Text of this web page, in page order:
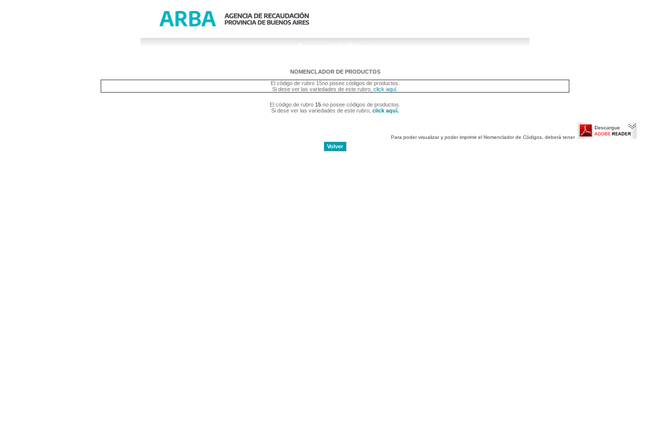
NOMENCLADOR DE PRODUCTOS
El código de rubro 15no posee códigos de productos.
Si dese ver las variedades de este rubro, click aquí.
El código de rubro 15 no posee códigos de productos.
Si dese ver las variedades de este rubro, click aquí.
Para poder visualizar y poder imprimir el Nomenclador de Códigos, deberá tener